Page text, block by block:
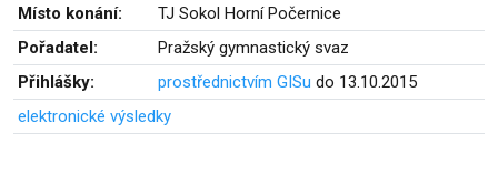
Místo konání:
TJ Sokol Horní Počernice
Pořadatel:
Pražský gymnastický svaz
Přihlášky:
prostřednictvím GISu do 13.10.2015
elektronické výsledky